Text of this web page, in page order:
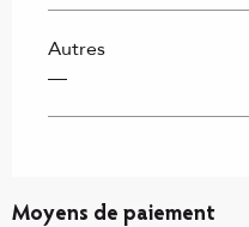
Autres
—
Moyens de paiement